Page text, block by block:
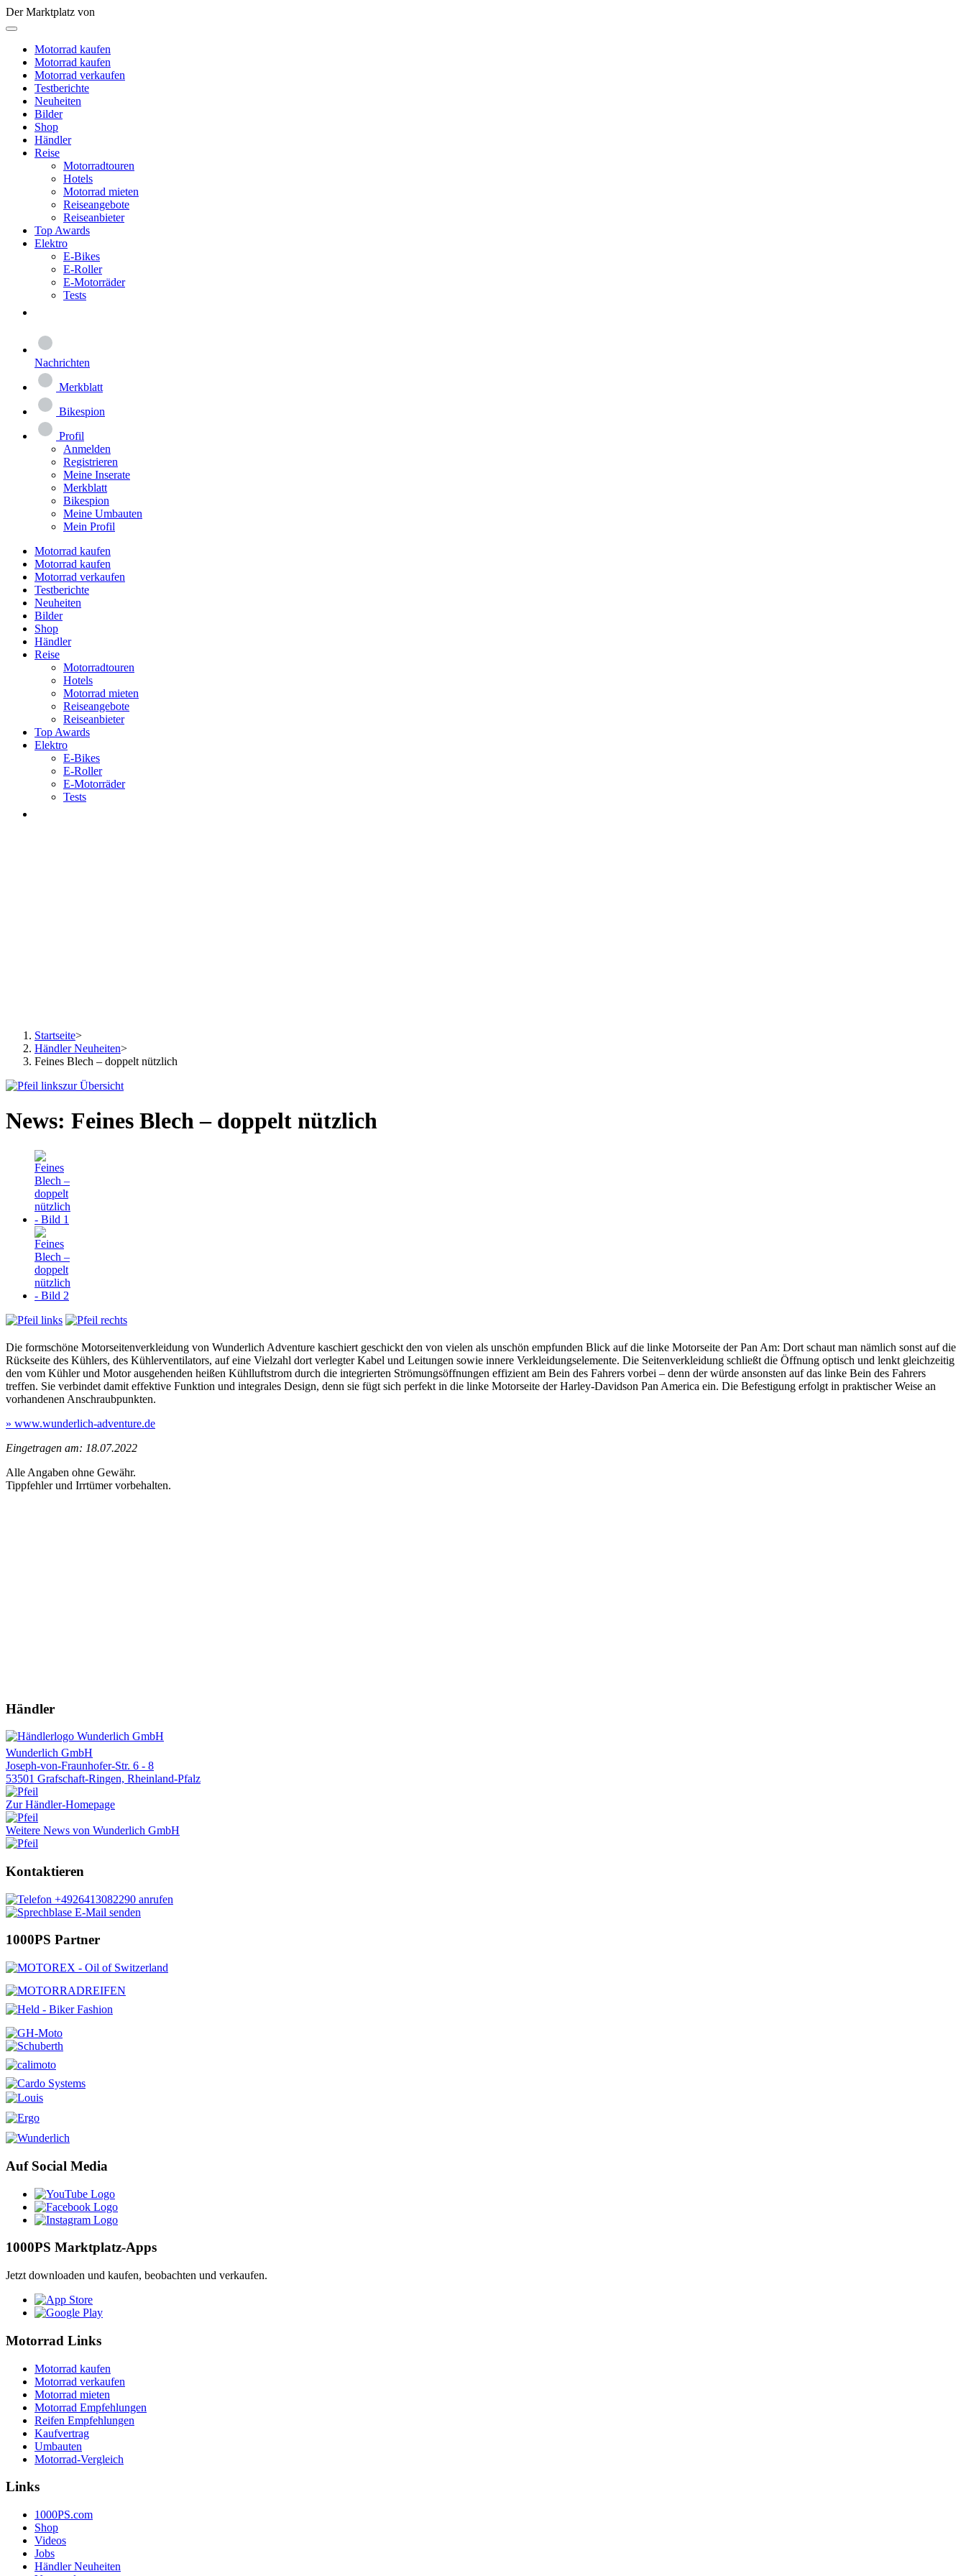
Der Marktplatz von
Motorrad kaufen
Motorrad kaufen
Motorrad verkaufen
Testberichte
Neuheiten
Bilder
Shop
Händler
Reise
Motorradtouren
Hotels
Motorrad mieten
Reiseangebote
Reiseanbieter
Top Awards
Elektro
E-Bikes
E-Roller
E-Motorräder
Tests
Nachrichten
Merkblatt
Bikespion
Profil
Anmelden
Registrieren
Meine Inserate
Merkblatt
Bikespion
Meine Umbauten
Mein Profil
Motorrad kaufen
Motorrad kaufen
Motorrad verkaufen
Testberichte
Neuheiten
Bilder
Shop
Händler
Reise
Motorradtouren
Hotels
Motorrad mieten
Reiseangebote
Reiseanbieter
Top Awards
Elektro
E-Bikes
E-Roller
E-Motorräder
Tests
Startseite>
Händler Neuheiten>
Feines Blech – doppelt nützlich
zur Übersicht
News: Feines Blech – doppelt nützlich
Die formschöne Motorseitenverkleidung von Wunderlich Adventure kaschiert geschickt den von vielen als unschön empfunden Blick auf die linke Motorseite der Pan Am: Dort schaut man nämlich sonst auf die
Rückseite des Kühlers, des Kühlerventilators, auf eine Vielzahl dort verlegter Kabel und Leitungen sowie innere Verkleidungselemente. Die Seitenverkleidung schließt die Öffnung optisch und lenkt gleichzeitig
den vom Kühler und Motor ausgehenden heißen Kühlluftstrom durch die integrierten Strömungsöffnungen effizient am Bein des Fahrers vorbei – denn der würde ansonsten auf das linke Bein des Fahrers
treffen. Sie verbindet damit effektive Funktion und integrales Design, denn sie fügt sich perfekt in die linke Motorseite der Harley-Davidson Pan America ein. Die Befestigung erfolgt in praktischer Weise an
vorhandenen Anschraubpunkten.
» www.wunderlich-adventure.de
Eingetragen am: 18.07.2022
Alle Angaben ohne Gewähr.
Tippfehler und Irrtümer vorbehalten.
Händler
Wunderlich GmbH
Joseph-von-Fraunhofer-Str. 6 - 8
53501 Grafschaft-Ringen, Rheinland-Pfalz
Zur Händler-Homepage
Weitere News von Wunderlich GmbH
Kontaktieren
+4926413082290 anrufen
E-Mail senden
1000PS Partner
Auf Social Media
1000PS Marktplatz-Apps
Jetzt downloaden und kaufen, beobachten und verkaufen.
Motorrad Links
Motorrad kaufen
Motorrad verkaufen
Motorrad mieten
Motorrad Empfehlungen
Reifen Empfehlungen
Kaufvertrag
Umbauten
Motorrad-Vergleich
Links
1000PS.com
Shop
Videos
Jobs
Händler Neuheiten